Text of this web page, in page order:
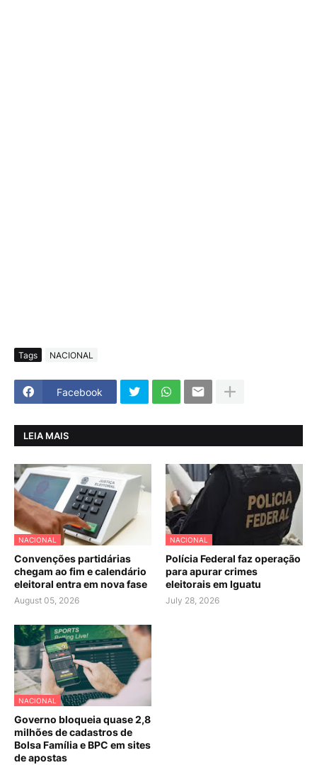
Tags NACIONAL
Facebook
LEIA MAIS
NACIONAL
Convenções partidárias
chegam ao fim e calendário
eleitoral entra em nova fase
August 05, 2026
NACIONAL
Polícia Federal faz operação
para apurar crimes
eleitorais em Iguatu
July 28, 2026
NACIONAL
Governo bloqueia quase 2,8
milhões de cadastros de
Bolsa Família e BPC em sites
de apostas